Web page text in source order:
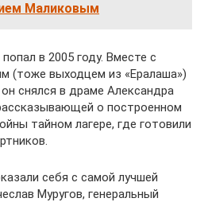
Маликовым
в 2005 году. Вместе с
(тоже выходцем из «Ералаша»)
снялся в драме Александра
о построенном
тайном лагере, где готовили
себя с самой лучшей
Муругов, генеральный